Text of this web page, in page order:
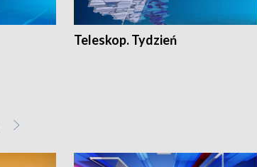
Teleskop. Tydzień